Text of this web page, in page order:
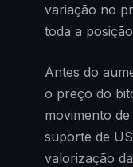
variação no
toda a
Antes do
o preço do
movimento
suporte de
valorização